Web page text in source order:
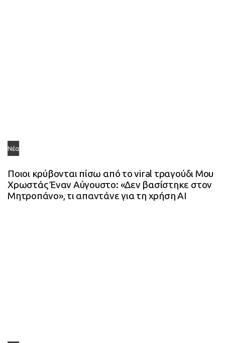
Νέα
Ποιοι κρύβονται πίσω από το viral τραγούδι Μου
Χρωστάς Έναν Αύγουστο: «Δεν βασίστηκε στον
Μητροπάνο», τι απαντάνε για τη χρήση AI